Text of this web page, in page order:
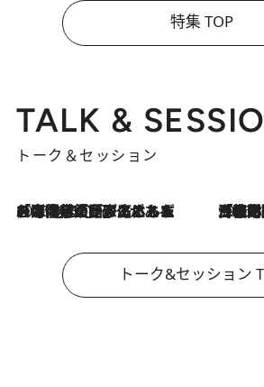
特集 TOP
TALK &
トーク＆セッション
2026.8.3
「今後値上げがあるとすれば…」「リスクがあるのは今年の冬」エネルギー専門家が語る、ホルムズ海峡封鎖が家庭にもたらす“ある心配” 「住宅建てられない…」「サーチャージ料の高値が続いている」
トーク&セッション